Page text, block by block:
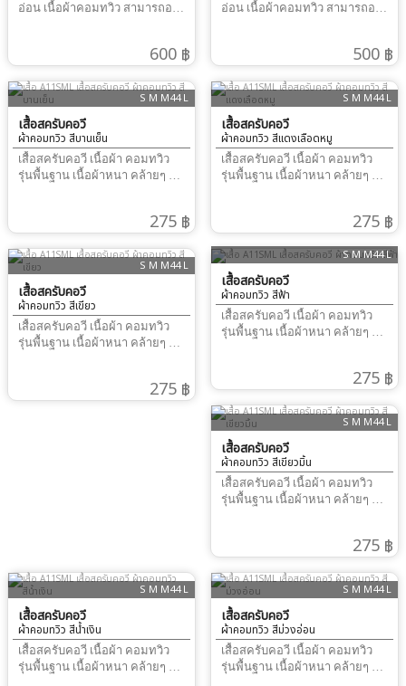
เสื้อsize S M เหมาะสำหรับ เสื้อ
กับขนาดของเสื้อสครับของทาง
ร้าน คุณหมอ ที่สวมเสื้อsizeL XL
เหมาะสำหรับ เสื้อคลุม ผ่าตัด
size L หากไม่มั่นใจการวัด
ขนาด สอบถาม แอดมิน เพิ่มเติม
ได้ที่ Line ID :
@vetstylehttps://www.facebook.com/ScrubVetstyleTel
: 0876436130
เสื้อsize S M เหมาะสำหรับ เสื้อ
กับขนาดของเสื้อสครับของทาง
ร้าน คุณหมอ ที่สวมเสื้อsizeL XL
เหมาะสำหรับ เสื้อคลุม ผ่าตัด
size L หากไม่มั่นใจการวัด
ขนาด สอบถาม แอดมิน เพิ่มเติม
ได้ที่ Line ID :
@vetstylehttps://
: 0876436130 หากไม่มั่นใจ
การวัดขนาด สอบถาม แอดมิน
@vetstylehttps://
: 0876436130
อ่อน เนื้อผ้าคอมทวิว สามารถอบ
จั้ม ด้านหลัง ผูก คอ และ เอว
ในห้องผ่าตัด เพื่อลดการปนเปือน
เชื้อ ขณะผ่าตัด size M เหมาะ
สำหรับ คุณหมอ ผู้หญิง เมื่อเทียบ
กับขนาดของเสื้อสครับของทาง
ร้าน คุณหมอ ที่สวมเสื้อsize S M
เหมาะสำหรับ เสื้อคลุม ผ่าตัด size
M size L เหมาะสำหรับ คุณหมอ
สครับของทางร้าน คุณหมอ ที่
สวมเสื้อsizeL XL เหมาะสำหรับ
เสื้อคลุม ผ่าตัด size L หากไม่
มั่นใจการวัดขนาด สอบถาม แอ
ดมิน เพิ่มเติมได้ที่ Line ID :
@vetstylehttps://www.facebook.com/ScrubVetstyleTel
: 0876436130
600 ฿
อ่อน เนื้อผ้าคอมทวิว สามารถอบ
จั้ม ด้านหลัง ผูก คอ และ เอว
ในห้องผ่าตัด เพื่อลดการปนเปือน
เชื้อ ขณะผ่าตัด size M เหมาะ
สำหรับ คุณหมอ ผู้หญิง เมื่อเทียบ
กับขนาดของเสื้อสครับของทาง
ร้าน คุณหมอ ที่สวมเสื้อsize S M
เหมาะสำหรับ เสื้อคลุม ผ่าตัด size
M
500 ฿
S M M44 L
เสื้อสครับคอวี
ผ้าคอมทวิว สีบานเย็น
เสื้อสครับคอวี เนื้อผ้า คอมทวิว
รุ่นพื้นฐาน เนื้อผ้าหนา คล้ายๆ กับ
รองรับ งานปัก ปักอก - ปักชื่อได้
ปักฝีเข็มแน่นๆ ได้รุ่นนี้คลีนิค โรง
พยาบาลสัตว์ สั่งให้พนักงาน กัน
เยอะค่ะ ทรงเสื้อ คอวีกระเป๋าอก
1 ล่าง 2 พร้อมช่องเสียบปากกา
แขนซ้าย การวัดขนาด ชุด เสื้อ
แนะนำให้วัด รอบอกจริง และ เผื่อ
หลวม 4-6 นิ้ว ขึ้นกับสรีระ ผู้สวม
แนะนำให้วัด สะโพก เผื่อหลวม 4-
6 นิ้ว ขึ้นกับสรีระ ผู้สวมใส่ หากไม่
@vetstylehttps://www.facebook.com/ScrubVetstyleTel
275 ฿
S M M44 L
เสื้อสครับคอวี
ผ้าคอมทวิว สีแดงเลือดหมู
เสื้อสครับคอวี เนื้อผ้า คอมทวิว
รุ่นพื้นฐาน เนื้อผ้าหนา คล้ายๆ กับ
รองรับ งานปัก ปักอก - ปักชื่อได้
ปักฝีเข็มแน่นๆ ได้รุ่นนี้คลีนิค โรง
พยาบาลสัตว์ สั่งให้พนักงาน กัน
เยอะค่ะ ทรงเสื้อ คอวีกระเป๋าอก
1 ล่าง 2 พร้อมช่องเสียบปากกา
แขนซ้าย การวัดขนาด ชุด เสื้อ
แนะนำให้วัด รอบอกจริง และ เผื่อ
ใส่ กางเกง เอวยืด พร้อมสายผูก
แนะนำให้วัด สะโพก เผื่อหลวม 4-
6 นิ้ว ขึ้นกับสรีระ ผู้สวมใส่ หากไม่
มั่นใจการวัดขนาด สอบถาม แอ
ดมิน เพิ่มเติมได้ที่ Line ID :
@vetstylehttps://
: 0876436130
275 ฿
S M M44 L
เสื้อสครับคอวี
ผ้าคอมทวิว สีเขียว
เสื้อสครับคอวี เนื้อผ้า คอมทวิว
รุ่นพื้นฐาน เนื้อผ้าหนา คล้ายๆ กับ
รองรับ งานปัก ปักอก - ปักชื่อได้
6 นิ้ว ขึ้นกับสรีระ ผู้สวมใส่ หากไม่
มั่นใจการวัดขนาด สอบถาม แอ
ดมิน เพิ่มเติมได้ที่ Line ID :
@vetstylehttps://www.facebook.com/ScrubVetstyleTel
: 0876436130
275 ฿
S M M44 L
เสื้อสครับคอวี
ผ้าคอมทวิว สีฟ้า
เสื้อสครับคอวี เนื้อผ้า คอมทวิว
รุ่นพื้นฐาน เนื้อผ้าหนา คล้ายๆ กับ
รองรับ งานปัก ปักอก - ปักชื่อได้
ปักฝีเข็มแน่นๆ ได้รุ่นนี้คลีนิค โรง
พยาบาลสัตว์ สั่งให้พนักงาน กัน
เยอะค่ะ ทรงเสื้อ คอวีกระเป๋าอก
1 ล่าง 2 พร้อมช่องเสียบปากกา
แขนซ้าย การวัดขนาด ชุด เสื้อ
แนะนำให้วัด รอบอกจริง และ เผื่อ
หลวม 4-6 นิ้ว ขึ้นกับสรีระ ผู้สวม
แนะนำให้วัด สะโพก เผื่อหลวม 4-
6 นิ้ว ขึ้นกับสรีระ ผู้สวมใส่ หากไม่
มั่นใจการวัดขนาด สอบถาม แอ
ดมิน เพิ่มเติมได้ที่ Line ID :
@vetstylehttps://
: 0876436130
275 ฿
S M M44 L
เสื้อสครับคอวี
ผ้าคอมทวิว สีเขียวมิ้น
เสื้อสครับคอวี เนื้อผ้า คอมทวิว
รุ่นพื้นฐาน เนื้อผ้าหนา คล้ายๆ กับ
รองรับ งานปัก ปักอก - ปักชื่อได้
ปักฝีเข็มแน่นๆ ได้รุ่นนี้คลีนิค โรง
พยาบาลสัตว์ สั่งให้พนักงาน กัน
เยอะค่ะ ทรงเสื้อ คอวีกระเป๋าอก
1 ล่าง 2 พร้อมช่องเสียบปากกา
แขนซ้าย การวัดขนาด ชุด เสื้อ
แนะนำให้วัด รอบอกจริง และ เผื่อ
หลวม 4-6 นิ้ว ขึ้นกับสรีระ ผู้สวม
275 ฿
S M M44 L
เสื้อสครับคอวี
ผ้าคอมทวิว สีน้ำเงิน
เสื้อสครับคอวี เนื้อผ้า คอมทวิว
รุ่นพื้นฐาน เนื้อผ้าหนา คล้ายๆ กับ
S M M44 L
เสื้อสครับคอวี
ผ้าคอมทวิว สีม่วงอ่อน
เสื้อสครับคอวี เนื้อผ้า คอมทวิว
รุ่นพื้นฐาน เนื้อผ้าหนา คล้ายๆ กับ